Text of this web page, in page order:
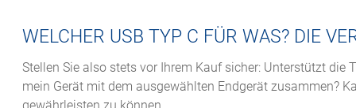
WELCHER USB TYP C FÜR WAS? DIE
Stellen Sie also stets vor Ihrem Kauf sicher: Unterstützt
mein Gerät mit dem ausgewählten Endgerät zusammen?